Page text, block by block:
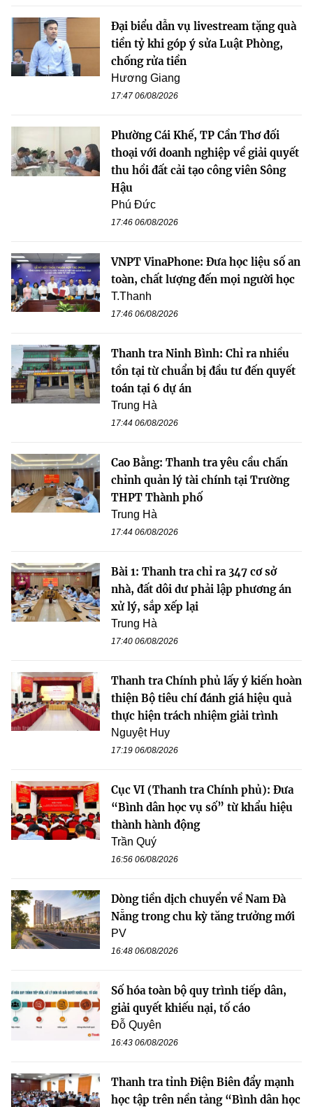
Đại biểu dẫn vụ livestream tặng quà
tiền tỷ khi góp ý sửa Luật Phòng,
chống rửa tiền
Hương Giang
17:47 06/08/2026
Phường Cái Khế, TP Cần Thơ đối
thoại với doanh nghiệp về giải quyết
thu hồi đất cải tạo công viên Sông
Hậu
Phú Đức
17:46 06/08/2026
VNPT VinaPhone: Đưa học liệu số an
toàn, chất lượng đến mọi người học
T.Thanh
17:46 06/08/2026
Thanh tra Ninh Bình: Chỉ ra nhiều
tồn tại từ chuẩn bị đầu tư đến quyết
toán tại 6 dự án
Trung Hà
17:44 06/08/2026
Cao Bằng: Thanh tra yêu cầu chấn
chỉnh quản lý tài chính tại Trường
THPT Thành phố
Trung Hà
17:44 06/08/2026
Bài 1: Thanh tra chỉ ra 347 cơ sở
nhà, đất dôi dư phải lập phương án
xử lý, sắp xếp lại
Trung Hà
17:40 06/08/2026
Thanh tra Chính phủ lấy ý kiến hoàn
thiện Bộ tiêu chí đánh giá hiệu quả
thực hiện trách nhiệm giải trình
Nguyệt Huy
17:19 06/08/2026
Cục VI (Thanh tra Chính phủ): Đưa
“Bình dân học vụ số” từ khẩu hiệu
thành hành động
Trần Quý
16:56 06/08/2026
Dòng tiền dịch chuyển về Nam Đà
Nẵng trong chu kỳ tăng trưởng mới
PV
16:48 06/08/2026
Số hóa toàn bộ quy trình tiếp dân,
giải quyết khiếu nại, tố cáo
Đỗ Quyên
16:43 06/08/2026
Thanh tra tỉnh Điện Biên đẩy mạnh
học tập trên nền tảng “Bình dân học